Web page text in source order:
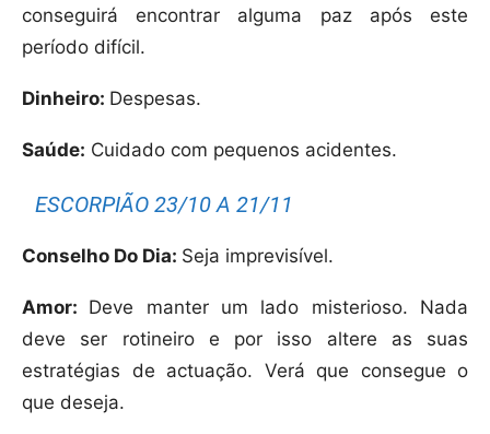
conseguirá encontrar alguma paz após este
período difícil.
Dinheiro: Despesas.
Saúde: Cuidado com pequenos acidentes.
ESCORPIÃO 23/10 A 21/11
Conselho Do Dia: Seja imprevisível.
Amor: Deve manter um lado misterioso. Nada
deve ser rotineiro e por isso altere as suas
estratégias de actuação. Verá que consegue o
que deseja.